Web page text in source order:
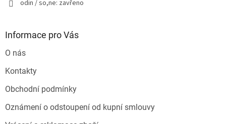
odin / so,ne: zavřeno
Informace pro Vás
O nás
Kontakty
Obchodní podmínky
Oznámení o odstoupení od kupní smlouvy